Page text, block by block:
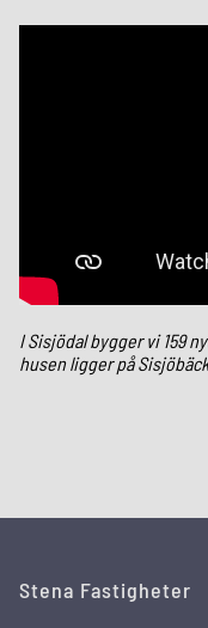
I Sisjödal bygger vi 159
husen ligger på
Stena Fastigheter